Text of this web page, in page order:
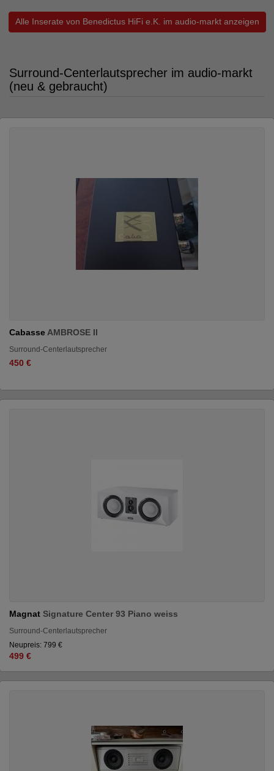
Alle Inserate von Benedictus HiFi e.K. im audio-markt anzeigen
Surround-Centerlautsprecher im audio-markt
(neu & gebraucht)
Cabasse AMBROSE II
Surround-Centerlautsprecher
450 €
Magnat Signature Center 93 Piano weiss
Surround-Centerlautsprecher
Neupreis: 799 €
499 €